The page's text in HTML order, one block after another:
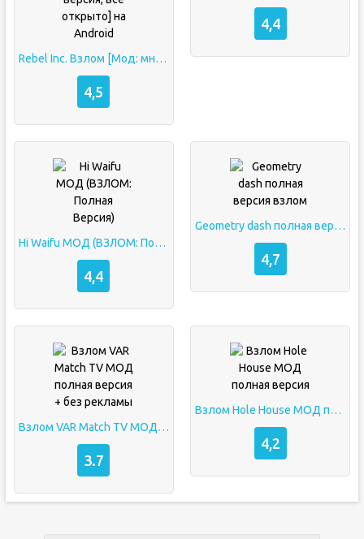
Rebel Inc. Взлом [Мод: много денег, полная Premium версия, все открыто] на Android
4,5
4,4
Hi Waifu МОД (ВЗЛОМ: Полная Версия)
4,4
Geometry dash полная версия взлом
4,7
Взлом VAR Match TV МОД полная версия + без рекламы
3.7
Взлом Hole House МОД полная версия
4,2